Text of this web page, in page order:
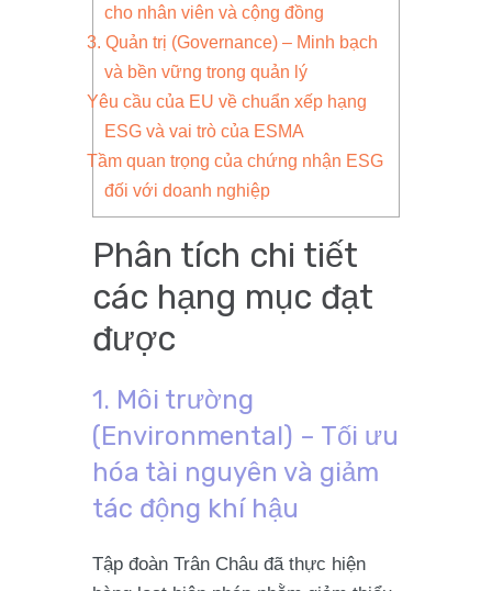
cho nhân viên và cộng đồng
3. Quản trị (Governance) – Minh bạch
và bền vững trong quản lý
Yêu cầu của EU về chuẩn xếp hạng
ESG và vai trò của ESMA
Tầm quan trọng của chứng nhận ESG
đối với doanh nghiệp
Phân tích chi tiết
các hạng mục đạt
được
1. Môi trường
(Environmental) – Tối ưu
hóa tài nguyên và giảm
tác động khí hậu
Tập đoàn Trân Châu đã thực hiện